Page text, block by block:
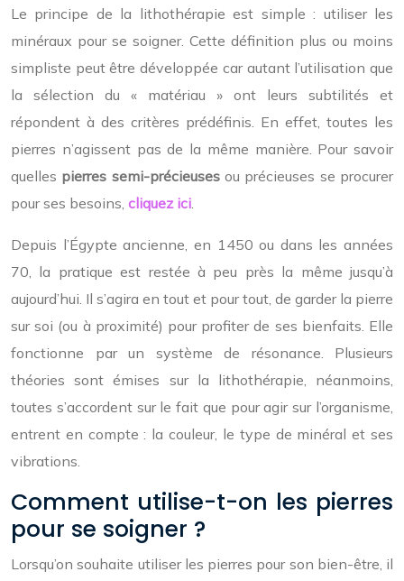
Le principe de la lithothérapie est simple : utiliser les
minéraux pour se soigner. Cette définition plus ou moins
simpliste peut être développée car autant l’utilisation que
la sélection du « matériau » ont leurs subtilités et
répondent à des critères prédéfinis. En effet, toutes les
pierres n’agissent pas de la même manière. Pour savoir
quelles pierres semi-précieusesou précieuses se procurer
pour ses besoins, cliquez ici.
Depuis l’Égypte ancienne, en 1450 ou dans les années
70, la pratique est restée à peu près la même jusqu’à
aujourd’hui. Il s’agira en tout et pour tout, de garder la pierre
sur soi (ou à proximité) pour profiter de ses bienfaits. Elle
fonctionne par un système de résonance. Plusieurs
théories sont émises sur la lithothérapie, néanmoins,
toutes s’accordent sur le fait que pour agir sur l’organisme,
entrent en compte : la couleur, le type de minéral et ses
vibrations.
Comment utilise-t-on les pierres
pour se soigner ?
Lorsqu’on souhaite utiliser les pierres pour son bien-être, il